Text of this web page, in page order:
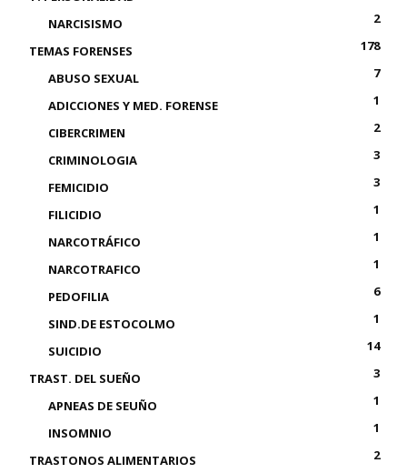
NARCISISMO
2
TEMAS FORENSES
178
ABUSO SEXUAL
7
ADICCIONES Y MED. FORENSE
1
CIBERCRIMEN
2
CRIMINOLOGIA
3
FEMICIDIO
3
FILICIDIO
1
NARCOTRÁFICO
1
NARCOTRAFICO
1
PEDOFILIA
6
SIND.DE ESTOCOLMO
1
SUICIDIO
14
TRAST. DEL SUEÑO
3
APNEAS DE SEUÑO
1
INSOMNIO
1
TRASTONOS ALIMENTARIOS
2